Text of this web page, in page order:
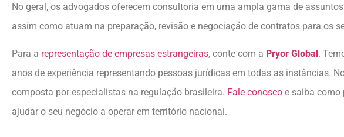
No geral, os advogados oferecem consultoria em uma ampla gama de
assim como atuam na preparação, revisão e negociação de contratos para os
Para a representação de empresas estrangeiras, conte com a Pryor Global .
anos de experiência representando pessoas jurídicas em todas as instâncias.
composta por especialistas na regulação brasileira. Fale conosco e saiba como
ajudar o seu negócio a operar em território nacional.